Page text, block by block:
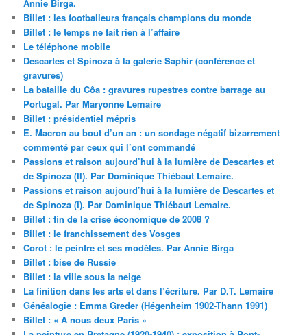
Annie Birga.
Billet : les footballeurs français champions du monde
Billet : le temps ne fait rien à l’affaire
Le téléphone mobile
Descartes et Spinoza à la galerie Saphir (conférence et
gravures)
La bataille du Côa : gravures rupestres contre barrage au
Portugal. Par Maryonne Lemaire
Billet : présidentiel mépris
E. Macron au bout d’un an : un sondage négatif bizarrement
commenté par ceux qui l’ont commandé
Passions et raison aujourd’hui à la lumière de Descartes et
de Spinoza (II). Par Dominique Thiébaut Lemaire.
Passions et raison aujourd’hui à la lumière de Descartes et
de Spinoza (I). Par Dominique Thiébaut Lemaire.
Billet : fin de la crise économique de 2008 ?
Billet : le franchissement des Vosges
Corot : le peintre et ses modèles. Par Annie Birga
Billet : bise de Russie
Billet : la ville sous la neige
La finition dans les arts et dans l’écriture. Par D.T. Lemaire
Généalogie : Emma Greder (Hégenheim 1902-Thann 1991)
Billet : « A nous deux Paris »